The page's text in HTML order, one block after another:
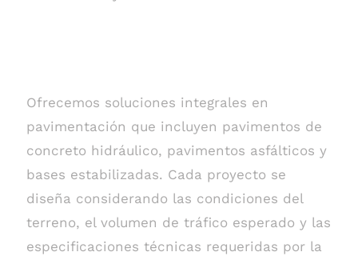
Ofrecemos soluciones integrales en
pavimentación que incluyen pavimentos de
concreto hidráulico, pavimentos asfálticos y
bases estabilizadas. Cada proyecto se
diseña considerando las condiciones del
terreno, el volumen de tráfico esperado y las
especificaciones técnicas requeridas por la